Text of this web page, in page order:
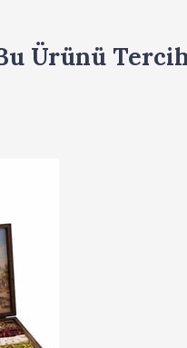
Ürünü